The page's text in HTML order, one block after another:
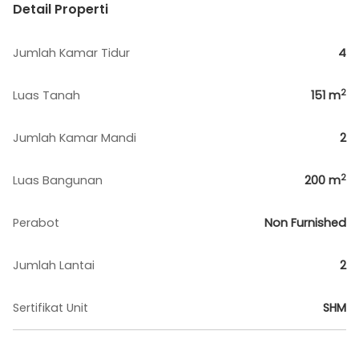
Detail Properti
Jumlah Kamar Tidur 4
Luas Tanah 151 m2
Jumlah Kamar Mandi 2
Luas Bangunan 200 m2
Perabot Non Furnished
Jumlah Lantai 2
Sertifikat Unit SHM